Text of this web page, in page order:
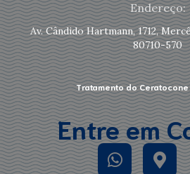
Endereço:
Av. Cândido Hartmann, 1712,
80710-570
Tratamento do
Entre em